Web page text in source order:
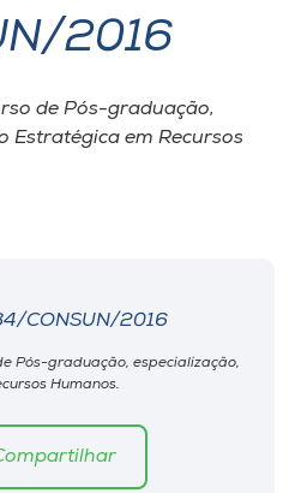
2016
de Pós-graduação,
Estratégica em Recursos
CONSUN/2016
Pós-graduação, especialização,
Humanos.